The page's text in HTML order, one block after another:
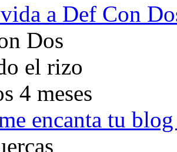
a Def Con
Dos
el rizo
4 meses
encanta tu